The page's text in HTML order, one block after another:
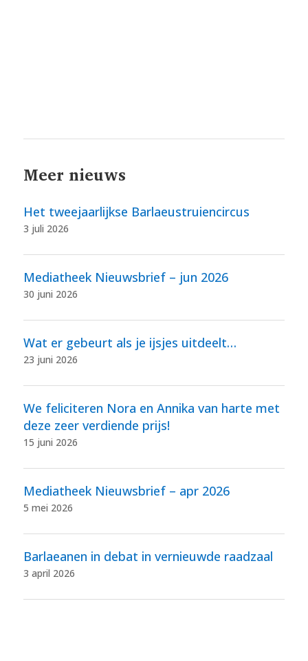
Meer nieuws
Het tweejaarlijkse Barlaeustruiencircus
3 juli 2026
Mediatheek Nieuwsbrief – jun 2026
30 juni 2026
Wat er gebeurt als je ijsjes uitdeelt…
23 juni 2026
We feliciteren Nora en Annika van harte met
deze zeer verdiende prijs!
15 juni 2026
Mediatheek Nieuwsbrief – apr 2026
5 mei 2026
Barlaeanen in debat in vernieuwde raadzaal
3 april 2026